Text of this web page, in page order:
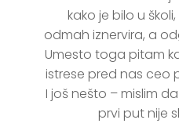
kako je bilo u
odmah iznervira, a
Umesto toga pitam
istrese pred nas ceo
I još nešto – mislim
prvi put nije